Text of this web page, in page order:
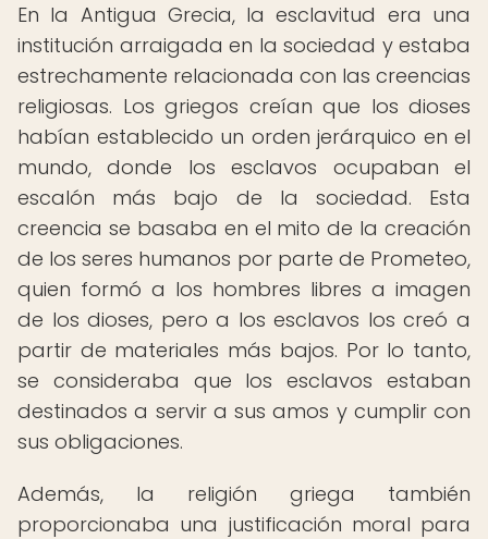
En la Antigua Grecia, la esclavitud era una
institución arraigada en la sociedad y estaba
estrechamente relacionada con las creencias
religiosas. Los griegos creían que los dioses
habían establecido un orden jerárquico en el
mundo, donde los esclavos ocupaban el
escalón más bajo de la sociedad. Esta
creencia se basaba en el mito de la creación
de los seres humanos por parte de Prometeo,
quien formó a los hombres libres a imagen
de los dioses, pero a los esclavos los creó a
partir de materiales más bajos. Por lo tanto,
se consideraba que los esclavos estaban
destinados a servir a sus amos y cumplir con
sus obligaciones.
Además, la religión griega también
proporcionaba una justificación moral para